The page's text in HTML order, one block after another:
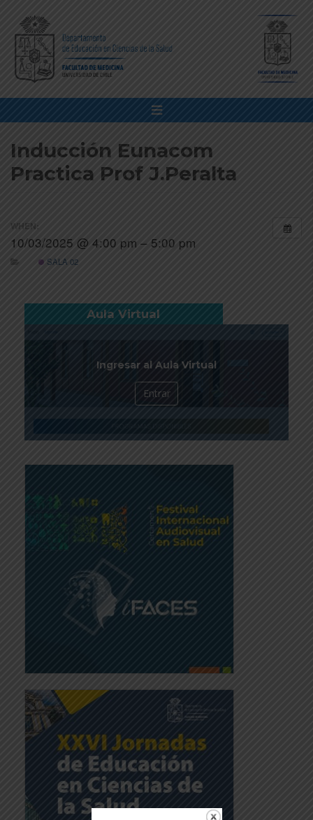
Inducción Eunacom
Practica Prof J.Peralta
WHEN:
10/03/2025 @ 4:00 pm – 5:00 pm
SALA 02
Aula Virtual
Ingresar al Aula Virtual
Entrar